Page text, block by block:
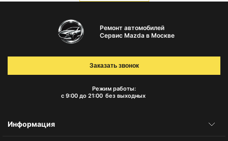
Ремонт автомобилей
Сервис Mazda в Москве
Режим работы:
с 9:00 до 21:00 без выходных
Заказать звонок
Информация